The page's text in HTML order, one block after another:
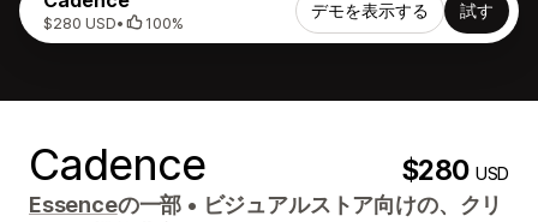
$280 USD• 100%
デモを表示する 試す
Cadence $280USD
Essenceの一部 • ビジュアルストア向けの、クリ